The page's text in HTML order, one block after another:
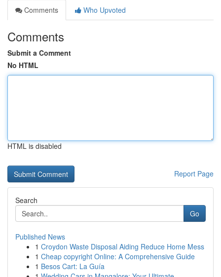
Comments
Who Upvoted
Comments
Submit a Comment
No HTML
HTML is disabled
Report Page
Search
Go
Published News
1 Croydon Waste Disposal Aiding Reduce Home Mess
1 Cheap copyright Online: A Comprehensive Guide
1 Besos Cart: La Guía